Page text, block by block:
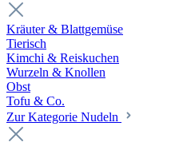
Kräuter & Blattgemüse
Tierisch
Kimchi & Reiskuchen
Wurzeln & Knollen
Obst
Tofu & Co.
Zur Kategorie Nudeln